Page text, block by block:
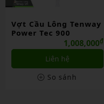
Vợt Cầu Lông Tenway
Power Tec 900
1,008,000₫
Liên hệ
So sánh